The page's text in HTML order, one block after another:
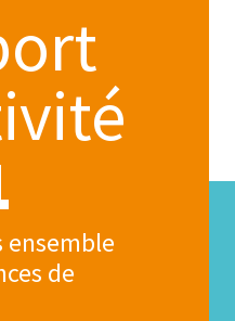
ensemble
de